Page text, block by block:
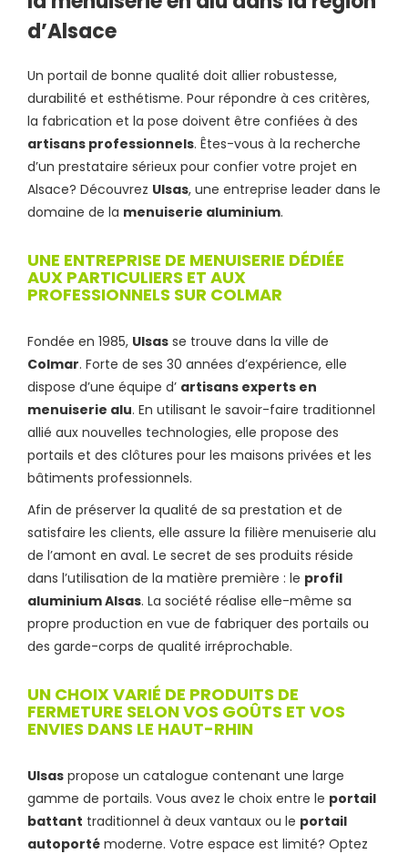
d’Alsace
Un portail de bonne qualité doit allier robustesse,
durabilité et esthétisme. Pour répondre à ces critères,
la fabrication et la pose doivent être confiées à des
artisans professionnels. Êtes-vous à la recherche
d’un prestataire sérieux pour confier votre projet en
Alsace? Découvrez Ulsas, une entreprise leader dans le
domaine de la menuiserie aluminium.
UNE ENTREPRISE DE MENUISERIE DÉDIÉE
AUX PARTICULIERS ET AUX
PROFESSIONNELS SUR COLMAR
Fondée en 1985, Ulsas se trouve dans la ville de
Colmar. Forte de ses 30 années d’expérience, elle
dispose d’une équipe d’ artisans experts en
menuiserie alu. En utilisant le savoir-faire traditionnel
allié aux nouvelles technologies, elle propose des
portails et des clôtures pour les maisons privées et les
bâtiments professionnels.
Afin de préserver la qualité de sa prestation et de
satisfaire les clients, elle assure la filière menuiserie alu
de l’amont en aval. Le secret de ses produits réside
dans l’utilisation de la matière première : le profil
aluminium Alsas. La société réalise elle-même sa
propre production en vue de fabriquer des portails ou
des garde-corps de qualité irréprochable.
UN CHOIX VARIÉ DE PRODUITS DE
FERMETURE SELON VOS GOÛTS ET VOS
ENVIES DANS LE HAUT-RHIN
Ulsas propose un catalogue contenant une large
gamme de portails. Vous avez le choix entre le portail
battant traditionnel à deux vantaux ou le portail
autoporté moderne. Votre espace est limité? Optez